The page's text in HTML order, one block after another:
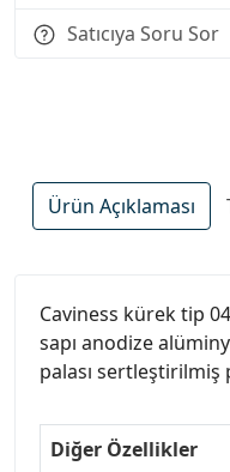
Satıcıya Soru Sor
Ürün Açıklaması
Caviness kürek tip
sapı anodize
palası sertleştirilmiş
Diğer Özellikler